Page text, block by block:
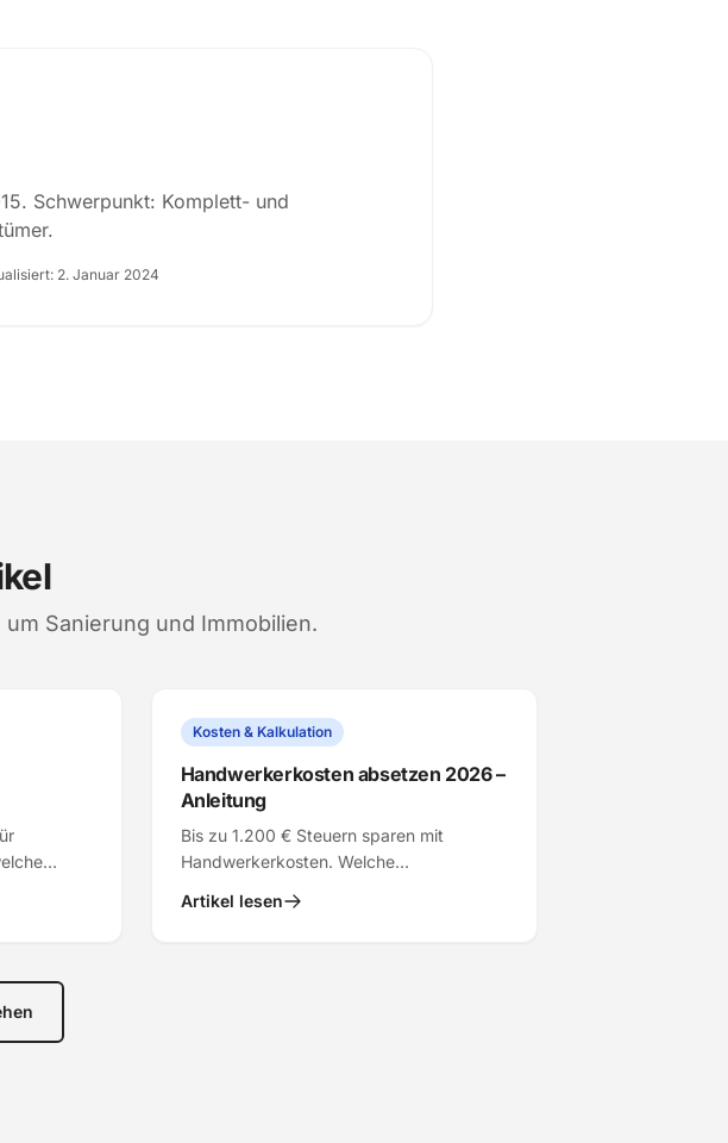
Schwerpunkt: Komplett- und
2. Januar 2024
Sanierung und Immobilien.
NRW.
Kosten & Kalkulation
Handwerkerkosten absetzen 2026 –
Anleitung
Bis zu 1.200 € Steuern sparen mit
Handwerkerkosten. Welche
was Sie bei der Steuererklärung
Artikel lesen